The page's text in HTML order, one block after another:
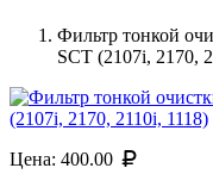
Фильтр тонкой
SCT (2107i, 2170,
Цена: 400.00